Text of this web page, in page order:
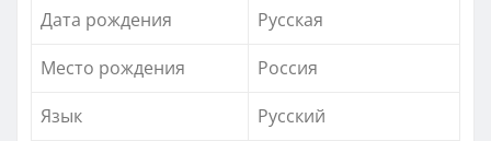
Дата рождения
Русская
Место рождения
Россия
Язык
Русский